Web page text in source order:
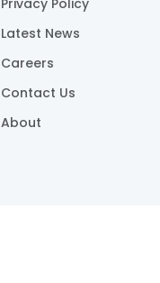
Latest News
Careers
Contact Us
About